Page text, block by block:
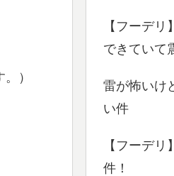
）
【フーデ
できていて
雷が怖いけ
い件
【フーデ
件！